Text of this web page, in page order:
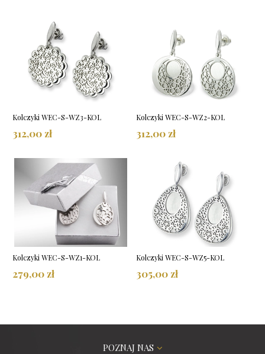
Kolczyki WEC-S-WZ3-KOL
312,00 zł
Kolczyki WEC-S-WZ2-KOL
312,00 zł
Kolczyki WEC-S-WZ1-KOL
279,00 zł
Kolczyki WEC-S-WZ5-KOL
305,00 zł
POZNAJ NAS